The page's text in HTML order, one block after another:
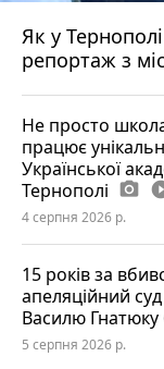
Як у
репортаж з
Не просто
працює
Української
Тернополі photo_camera
4 серпня 2026 р.
15 років за
апеляційний
Василю Гнатюку
5 серпня 2026 р.